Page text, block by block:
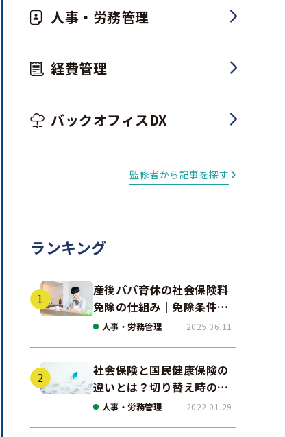
人事・労務管理
経費管理
バックオフィスDX
監修者から記事を探す
ランキング
産後パパ育休の社会保険料
免除の仕組み｜免除条件と
事例、手続きの注意点を解
人事・労務管理 2025.06.11
社会保険と国民健康保険の
違いとは？切り替え時の手
続きや任意継続について解
人事・労務管理 2022.01.29